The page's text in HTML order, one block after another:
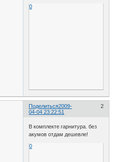
0
Поделиться 2
2009-
04-04 23:22:51
В комплекте гарнитура. без
акумов отдам дешевле!
0